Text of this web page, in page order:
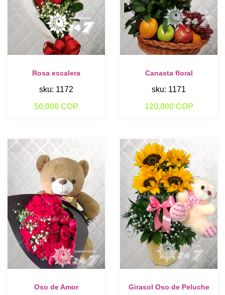
Rosa escalera
sku: 1172
50,000 COP
Canasta floral
sku: 1171
120,000 COP
Oso de Amor Girasol Oso de Peluche